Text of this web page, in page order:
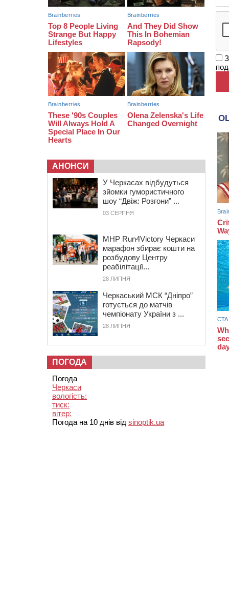
09:42 “Черкасиводоканал” пропонує
підвищити тарифи на воду та
водовідведення з 2027 року
АНОНСИ
У Черкасах відбудуться
зйомки гумористичного
шоу “Двіж: Розгони” ...
03 СЕРПНЯ
MHP Run4Victory Черкаси
марафон збирає кошти на
розбудову Центру
реабілітації...
28 ЛИПНЯ
Черкаський МСК “Дніпро”
готується до матчів
чемпіонату України з ...
28 ЛИПНЯ
ПОГОДА
Погода
Черкаси
вологість:
тиск:
вітер:
Погода на 10 днів від sinoptik.ua